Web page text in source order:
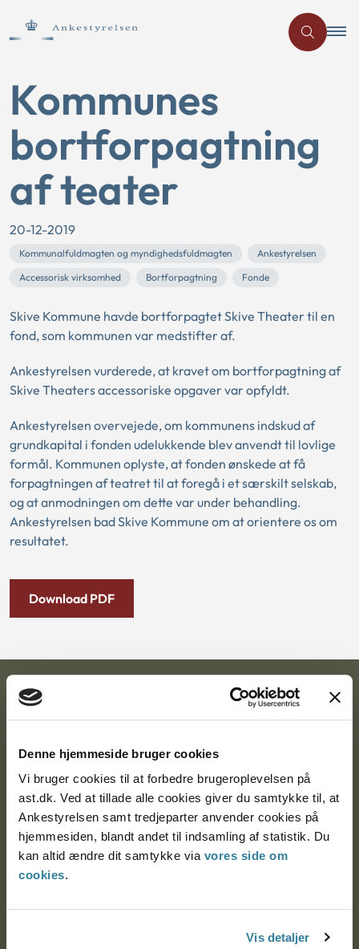
Denne hjemmeside bruger cookies
Vi bruger cookies til at forbedre brugeroplevelsen på
ast.dk. Ved at tillade alle cookies giver du samtykke til, at
Ankestyrelsen samt tredjeparter anvender cookies på
hjemmesiden, blandt andet til indsamling af statistik. Du
kan altid ændre dit samtykke via vores side om
cookies.
Vis detaljer
Kommunes
bortforpagtning
af teater
20-12-2019
Kommunalfuldmagten og myndighedsfuldmagten
Ankestyrelsen
Accessorisk virksomhed
Bortforpagtning Fonde
Skive Kommune havde bortforpagtet Skive Theater til en
fond, som kommunen var medstifter af.
Ankestyrelsen vurderede, at kravet om bortforpagtning af
Skive Theaters accessoriske opgaver var opfyldt.
Ankestyrelsen overvejede, om kommunens indskud af
grundkapital i fonden udelukkende blev anvendt til lovlige
formål. Kommunen oplyste, at fonden ønskede at få
forpagtningen af teatret til at foregå i et særskilt selskab,
og at anmodningen om dette var under behandling.
Ankestyrelsen bad Skive Kommune om at orientere os om
resultatet.
Download PDF
Ankestyrelsen
Nytorv 7, 2. sal
9000 Aalborg
Ankestyrelsen Aalborg